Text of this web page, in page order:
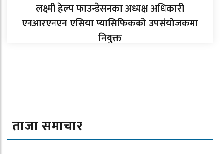
लक्ष्मी हेल्प फाउन्डेसनका अध्यक्ष अधिकारी
एनआरएनएन एसिया प्यासिफिकको उपसंयोजकमा
नियुक्त
ताजा समाचार